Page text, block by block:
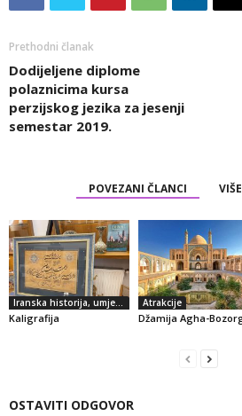
Prethodni članak
Dodijeljene diplome
polaznicima kursa
perzijskog jezika za jesenji
semestar 2019.
POVEZANI ČLANCI
Iranska historija, umjetnost i kultura
Kaligrafija
Atrakcije
Džamija Agha-
OSTAVITI ODGOVOR